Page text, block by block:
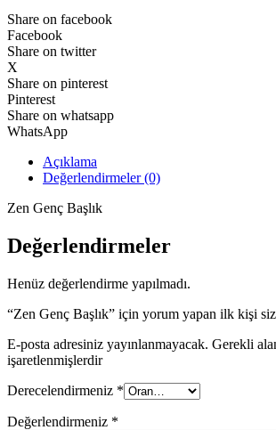
Share on facebook
Facebook
Share on twitter
X
Share on pinterest
Pinterest
Share on whatsapp
WhatsApp
Açıklama
Değerlendirmeler (0)
Zen Genç Başlık
Değerlendirmeler
Henüz değerlendirme yapılmadı.
“Zen Genç Başlık” için yorum yapan ilk kişi
E-posta adresiniz yayınlanmayacak. Gerekli
işaretlenmişlerdir
Derecelendirmeniz *
Değerlendirmeniz *